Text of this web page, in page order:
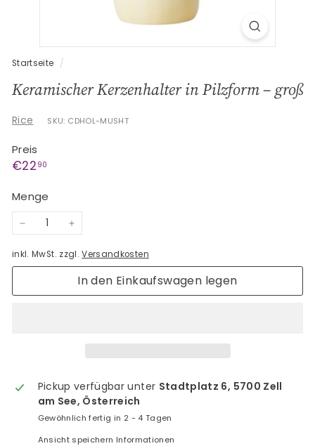
c
h
e
n
e
Startseite /
Keramischer Kerzenhalter in Pilzform – groß
Rice SKU: CDHOL-MUSHT
Preis
Normaler
€22 90
Menge
− +
inkl. MwSt. zzgl.Versandkosten
In den Einkaufswagen legen
Pickup verfügbar unter Stadtplatz 6, 5700 Zell
am See, Österreich
Gewöhnlich fertig in 2 - 4 Tagen
Ansicht speichern Informationen